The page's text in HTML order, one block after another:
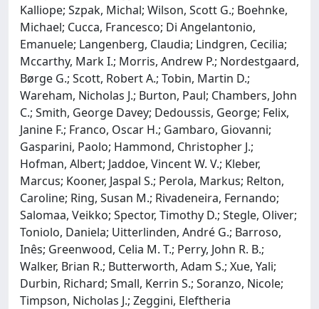
Kalliope; Szpak, Michal; Wilson, Scott G.; Boehnke,
Michael; Cucca, Francesco; Di Angelantonio,
Emanuele; Langenberg, Claudia; Lindgren, Cecilia;
Mccarthy, Mark I.; Morris, Andrew P.; Nordestgaard,
Børge G.; Scott, Robert A.; Tobin, Martin D.;
Wareham, Nicholas J.; Burton, Paul; Chambers, John
C.; Smith, George Davey; Dedoussis, George; Felix,
Janine F.; Franco, Oscar H.; Gambaro, Giovanni;
Gasparini, Paolo; Hammond, Christopher J.;
Hofman, Albert; Jaddoe, Vincent W. V.; Kleber,
Marcus; Kooner, Jaspal S.; Perola, Markus; Relton,
Caroline; Ring, Susan M.; Rivadeneira, Fernando;
Salomaa, Veikko; Spector, Timothy D.; Stegle, Oliver;
Toniolo, Daniela; Uitterlinden, André G.; Barroso,
Inês; Greenwood, Celia M. T.; Perry, John R. B.;
Walker, Brian R.; Butterworth, Adam S.; Xue, Yali;
Durbin, Richard; Small, Kerrin S.; Soranzo, Nicole;
Timpson, Nicholas J.; Zeggini, Eleftheria